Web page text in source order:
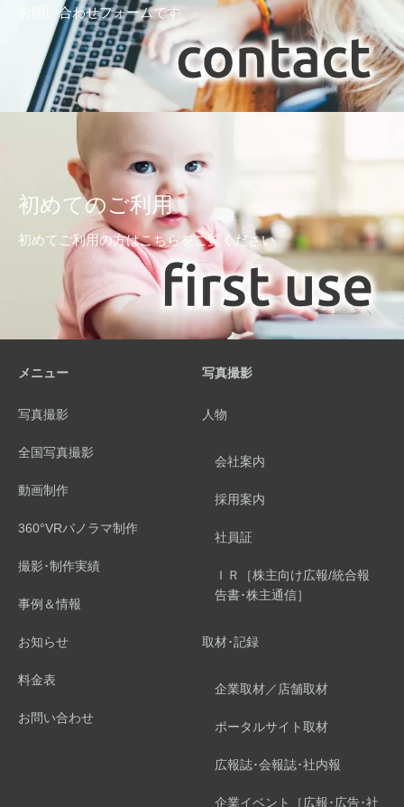
お問い合わせフォームです
初めてのご利用
初めてご利用の方はこちらをご覧ください
メニュー
写真撮影
全国写真撮影
動画制作
360°VRパノラマ制作
撮影･制作実績
事例＆情報
お知らせ
料金表
お問い合わせ
写真撮影
人物
会社案内
採用案内
社員証
ＩＲ［株主向け広報/統合報
告書･株主通信］
取材･記録
企業取材／店舗取材
ポータルサイト取材
広報誌･会報誌･社内報
企業イベント［広報･広告･社